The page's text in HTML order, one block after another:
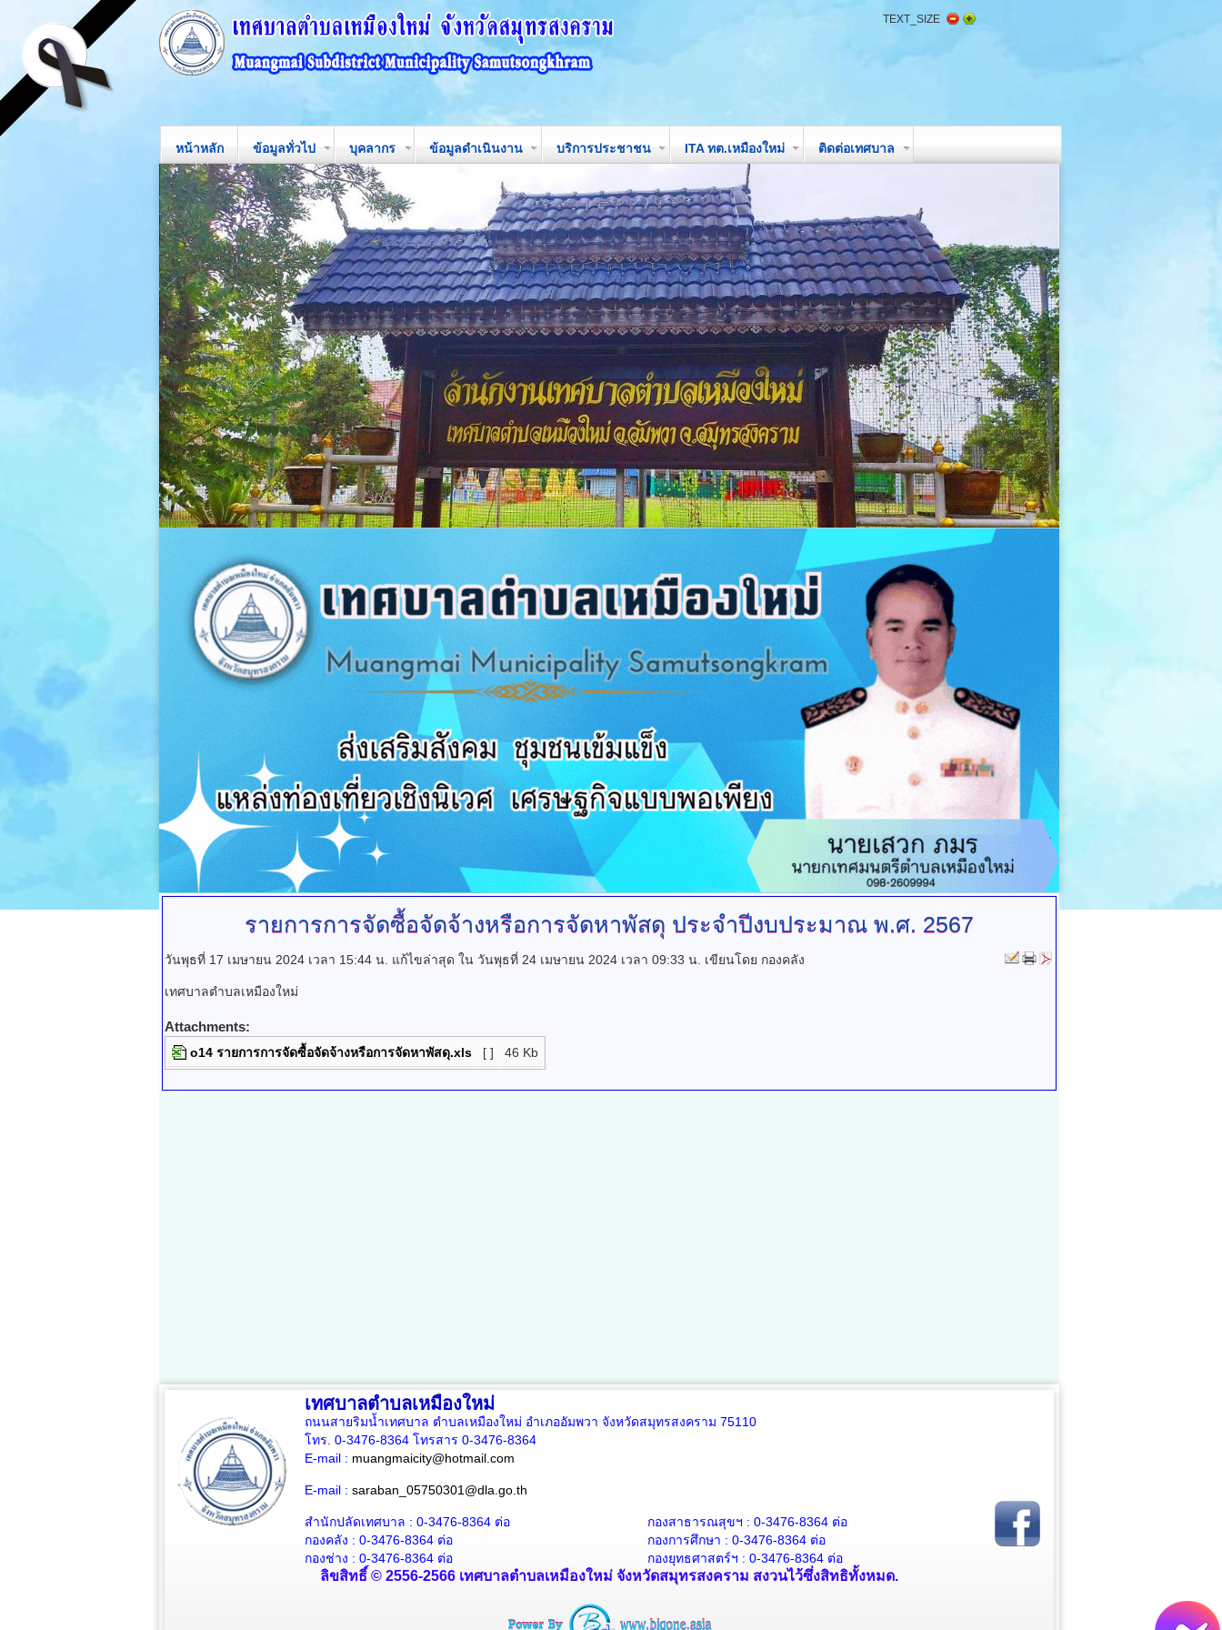
TEXT_SIZE
หน้าหลัก ข้อมูลทั่วไป บุคลากร ข้อมูลดำเนินงาน บริการประชาชน ITA ทต.เหมืองใหม่ ติดต่อเทศบาล
รายการการจัดซื้อจัดจ้างหรือการจัดหาพัสดุ ประจำปีงบประมาณ พ.ศ. 2567
วันพุธที่ 17 เมษายน 2024 เวลา 15:44 น. แก้ไขล่าสุด ใน วันพุธที่ 24 เมษายน 2024 เวลา 09:33 น. เขียนโดย กองคลัง
เทศบาลตำบลเหมืองใหม่
Attachments:
o14 รายการการจัดซื้อจัดจ้างหรือการจัดหาพัสดุ.xls [ ] 46 Kb
เทศบาลตำบลเหมืองใหม่
ถนนสายริมน้ำเทศบาล ตำบลเหมืองใหม่ อำเภออัมพวา จังหวัดสมุทรสงคราม 75110
โทร. 0-3476-8364 โทรสาร 0-3476-8364
E-mail : muangmaicity@hotmail.com
E-mail : saraban_05750301@dla.go.th
สำนักปลัดเทศบาล : 0-3476-8364 ต่อ
กองคลัง : 0-3476-8364 ต่อ
กองช่าง : 0-3476-8364 ต่อ
กองสาธารณสุขฯ : 0-3476-8364 ต่อ
กองการศึกษา : 0-3476-8364 ต่อ
กองยุทธศาสตร์ฯ : 0-3476-8364 ต่อ
ลิขสิทธิ์ © 2556-2566 เทศบาลตำบลเหมืองใหม่ จังหวัดสมุทรสงคราม สงวนไว้ซึ่งสิทธิทั้งหมด.